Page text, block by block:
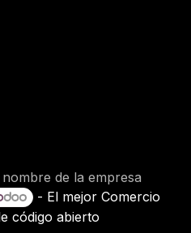
de la empresa
- El mejorComercio
código abierto